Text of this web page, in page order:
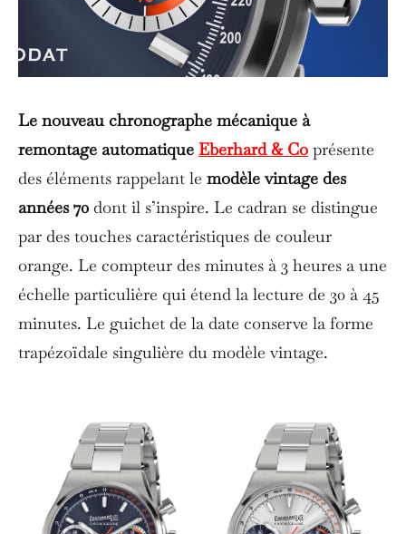
Le nouveau chronographe mécanique à
remontage automatique Eberhard & Co présente
des éléments rappelant le modèle vintage des
années 70 dont il s’inspire. Le cadran se distingue
par des touches caractéristiques de couleur
orange. Le compteur des minutes à 3 heures a une
échelle particulière qui étend la lecture de 30 à 45
minutes. Le guichet de la date conserve la forme
trapézoïdale singulière du modèle vintage.